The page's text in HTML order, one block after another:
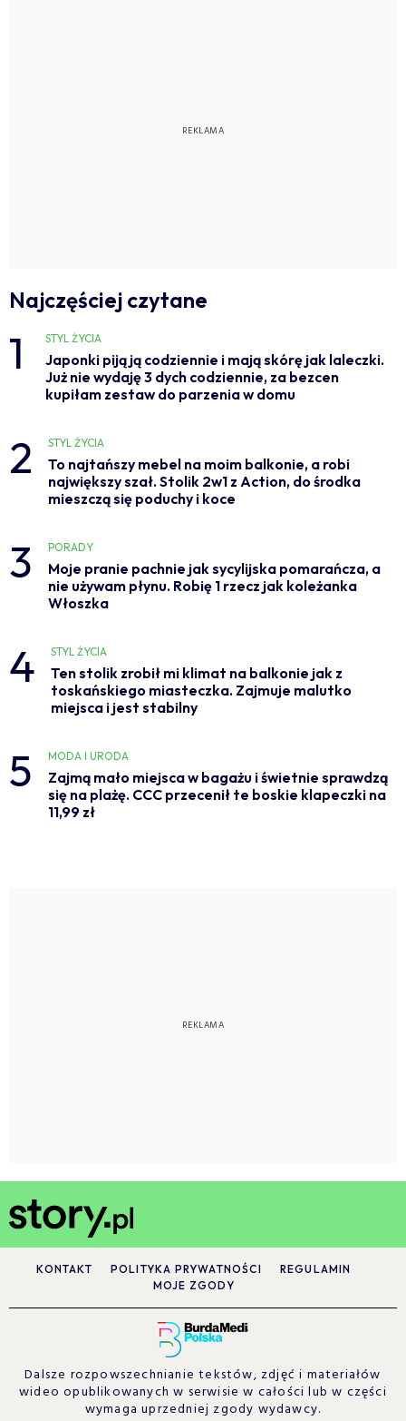
Najczęściej czytane
1 STYL ŻYCIA
Japonki piją ją codziennie i mają skórę jak laleczki.
Już nie wydaję 3 dych codziennie, za bezcen
kupiłam zestaw do parzenia w domu
2 STYL ŻYCIA
To najtańszy mebel na moim balkonie, a robi
największy szał. Stolik 2w1 z Action, do środka
mieszczą się poduchy i koce
3 PORADY
Moje pranie pachnie jak sycylijska pomarańcza, a
nie używam płynu. Robię 1 rzecz jak koleżanka
Włoszka
4 STYL ŻYCIA
Ten stolik zrobił mi klimat na balkonie jak z
toskańskiego miasteczka. Zajmuje malutko
miejsca i jest stabilny
5 MODA I URODA
Zajmą mało miejsca w bagażu i świetnie sprawdzą
się na plażę. CCC przecenił te boskie klapeczki na
11,99 zł
KONTAKT POLITYKA PRYWATNOŚCI
REGULAMIN
MOJE ZGODY
Dalsze rozpowszechnianie tekstów, zdjęć i materiałów
wideo opublikowanych w serwisie w całości lub w części
wymaga uprzedniej zgody wydawcy.